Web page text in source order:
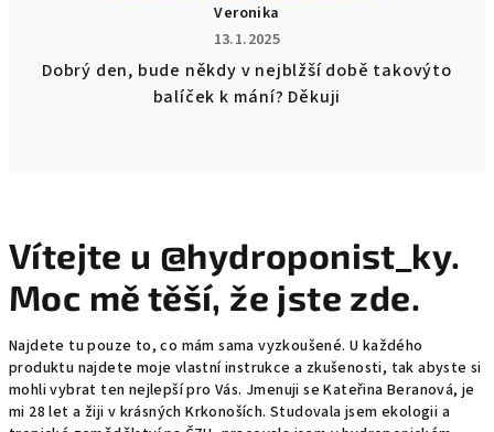
Veronika
13.1.2025
Dobrý den, bude někdy v nejblžší době takovýto
balíček k mání? Děkuji
Vítejte u @hydroponist_ky.
Moc mě těší, že jste zde.
Najdete tu pouze to, co mám sama vyzkoušené. U každého
produktu najdete moje vlastní instrukce a zkušenosti, tak abyste si
mohli vybrat ten nejlepší pro Vás. Jmenuji se Kateřina Beranová, je
mi 28 let a žiji v krásných Krkonoších. Studovala jsem ekologii a